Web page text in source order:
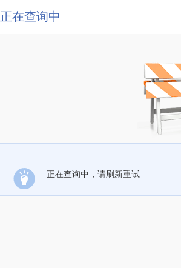
正在查询中
正在查询中，请刷新重试